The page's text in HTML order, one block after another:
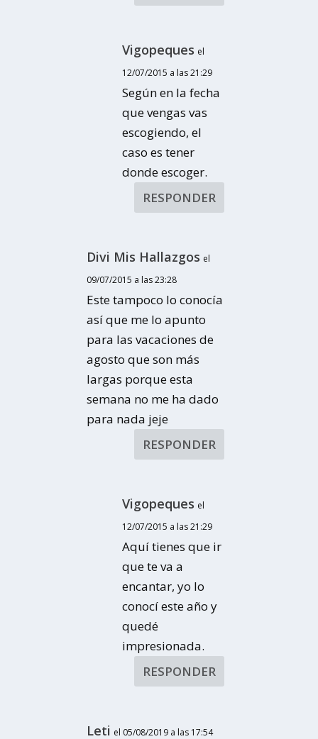
Vigopeques el
12/07/2015 a las 21:29
Según en la fecha
que vengas vas
escogiendo, el
caso es tener
donde escoger.
RESPONDER
Divi Mis Hallazgos el
09/07/2015 a las 23:28
Este tampoco lo conocía
así que me lo apunto
para las vacaciones de
agosto que son más
largas porque esta
semana no me ha dado
para nada jeje
RESPONDER
Vigopeques el
12/07/2015 a las 21:29
Aquí tienes que ir
que te va a
encantar, yo lo
conocí este año y
quedé
impresionada.
RESPONDER
Leti el 05/08/2019 a las 17:54